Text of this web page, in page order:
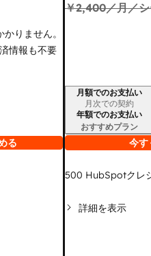
りません。
情報も不要
る
￥2,400／月／
請求期間
月額でのお支払い
月次での契約
年額でのお支払い
おすすめプラン
今す
500 HubSpotクレ
詳細を表示